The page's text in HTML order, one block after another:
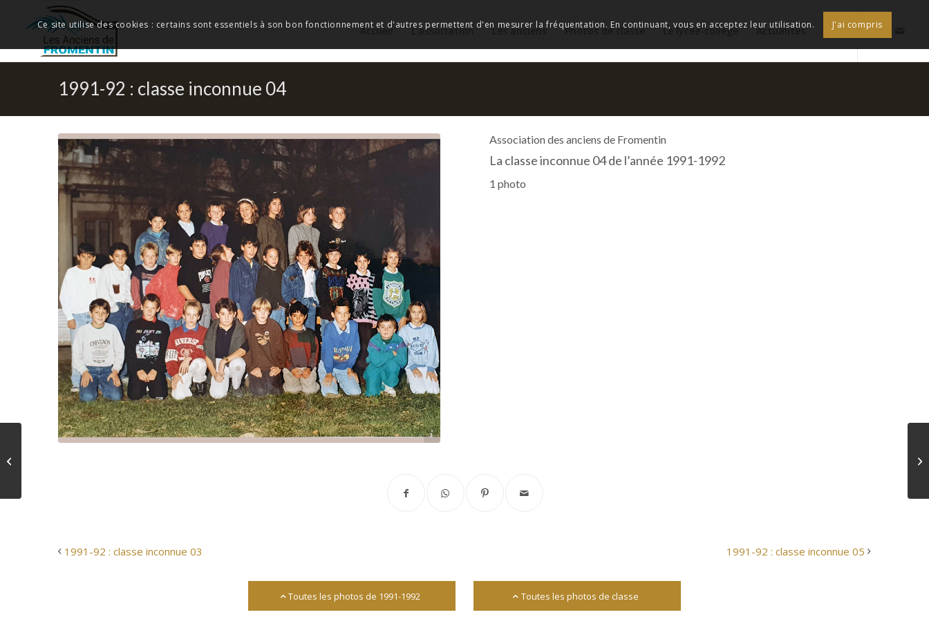
Accueil L’association Les anciens Photos de classe Le lycée-collège Actualités
1991-92 : classe inconnue 04
Archives départementales 17
Association des anciens de Fromentin
La classe inconnue 04 de l’année 1991-1992
1 photo
1991-92 : classe inconnue 03 1991-92 : classe inconnue 05
Toutes les photos de 1991-1992 Toutes les photos de classe
Ce site utilise des cookies : certains sont essentiels à son bon fonctionnement et d'autres permettent d'en mesurer la fréquentation. En continuant, vous en acceptez leur utilisation. J'ai compris